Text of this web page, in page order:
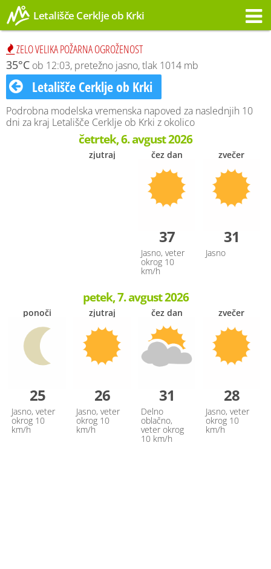
Letališče Cerklje ob Krki
ZELO VELIKA POŽARNA OGROŽENOST
35°C ob 12:03, pretežno jasno, tlak 1014 mb
Letališče Cerklje ob Krki
Podrobna modelska vremenska napoved za naslednjih 10
dni za kraj Letališče Cerklje ob Krki z okolico
četrtek, 6. avgust 2026
zjutraj čez dan
37
Jasno, veter
okrog 10
km/h
zvečer
31
Jasno
petek, 7. avgust 2026
ponoči
25
Jasno, veter
okrog 10
km/h
zjutraj
26
Jasno, veter
okrog 10
km/h
čez dan
31
Delno
oblačno,
veter okrog
10 km/h
zvečer
28
Jasno, veter
okrog 10
km/h